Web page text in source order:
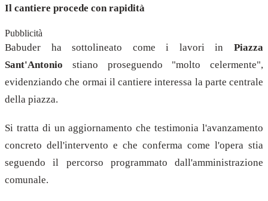
Il cantiere procede con rapidità
Pubblicità
Babuder ha sottolineato come i lavori in Piazza
Sant'Antonio stiano proseguendo "molto celermente",
evidenziando che ormai il cantiere interessa la parte centrale
della piazza.
Si tratta di un aggiornamento che testimonia l'avanzamento
concreto dell'intervento e che conferma come l'opera stia
seguendo il percorso programmato dall'amministrazione
comunale.